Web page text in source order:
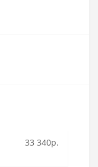
33 340р.